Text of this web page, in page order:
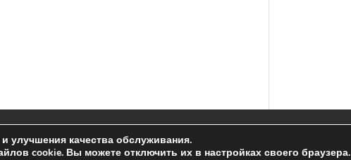
улучшения качества обслуживания.
cookie. Вы можете отключить их в настройках своего браузера.